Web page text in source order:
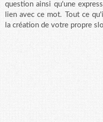
question ainsi qu'une
lien avec ce mot. Tout ce
la création de votre propre